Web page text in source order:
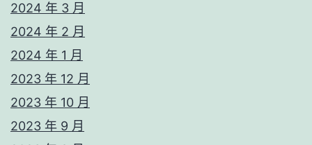
2024 年 3 月
2024 年 2 月
2024 年 1 月
2023 年 12 月
2023 年 10 月
2023 年 9 月